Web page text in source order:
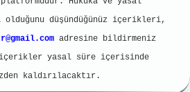
olduğunu düşündüğünüz içerikleri,
adresine bildirmeniz
yasal süre içerisinde
kaldırılacaktır.